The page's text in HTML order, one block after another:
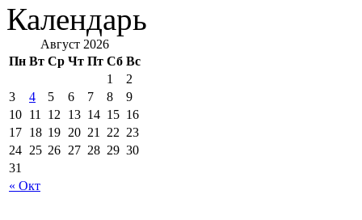
Календарь
Август 2026
Пн Вт Ср Чт Пт Сб Вс
« Окт
1
2
3
4 5 6 7 8
9
10 11 12 13 14 15 16
17 18 19 20 21 22 23
24 25 26 27 28 29 30
31